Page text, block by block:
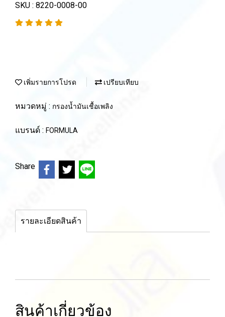
SKU : 8220-0008-00
เพิ่มรายการโปรด เปรียบเทียบ
หมวดหมู่ : กรองน้ำมันเชื้อเพลิง
แบรนด์ : FORMULA
Share
รายละเอียดสินค้า
สินค้าเกี่ยวข้อง